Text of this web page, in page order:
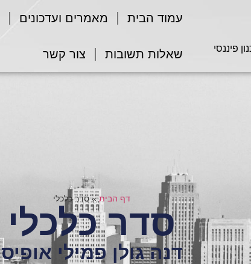
פיננסי
עמוד הבית מאמרים ועדכונים
שאלות תשובות צור קשר
דף הבית»סדר כלכלי
סדר כלכלי
דנה גולן פמילי אופיס